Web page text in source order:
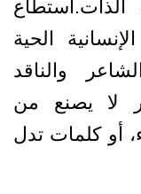
الحية
والناقد
لا يصنع من
أو كلمات تدل